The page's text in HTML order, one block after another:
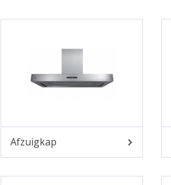
Afzuigkap